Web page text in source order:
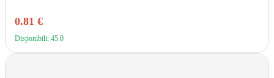
0.81 €
Disponibili: 45.0